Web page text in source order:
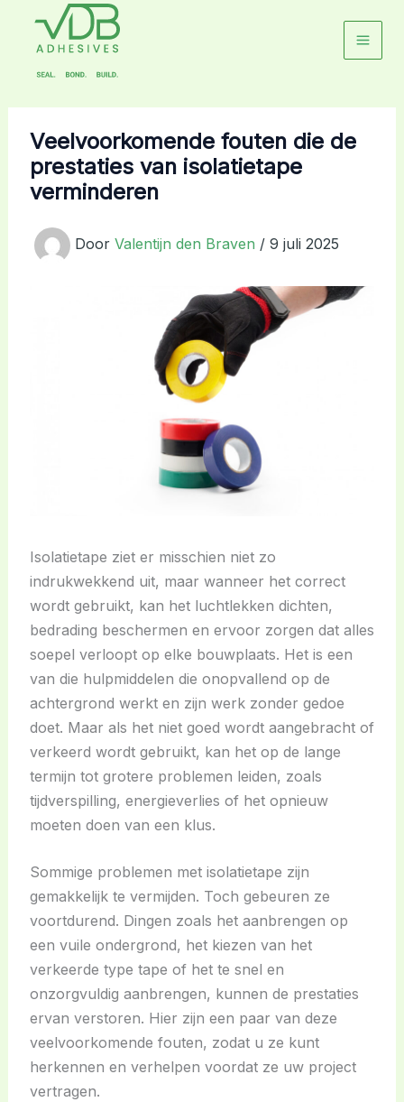
Veelvoorkomende fouten die de
prestaties van isolatietape
verminderen
Door Valentijn den Braven / 9 juli 2025
Isolatietape ziet er misschien niet zo
indrukwekkend uit, maar wanneer het correct
wordt gebruikt, kan het luchtlekken dichten,
bedrading beschermen en ervoor zorgen dat alles
soepel verloopt op elke bouwplaats. Het is een
van die hulpmiddelen die onopvallend op de
achtergrond werkt en zijn werk zonder gedoe
doet. Maar als het niet goed wordt aangebracht of
verkeerd wordt gebruikt, kan het op de lange
termijn tot grotere problemen leiden, zoals
tijdverspilling, energieverlies of het opnieuw
moeten doen van een klus.
Sommige problemen met isolatietape zijn
gemakkelijk te vermijden. Toch gebeuren ze
voortdurend. Dingen zoals het aanbrengen op
een vuile ondergrond, het kiezen van het
verkeerde type tape of het te snel en
onzorgvuldig aanbrengen, kunnen de prestaties
ervan verstoren. Hier zijn een paar van deze
veelvoorkomende fouten, zodat u ze kunt
herkennen en verhelpen voordat ze uw project
vertragen.